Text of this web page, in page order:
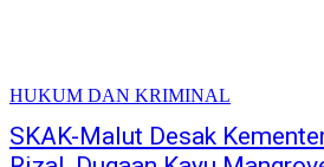
HUKUM DAN KRIMINAL
SKAK-Malut Desak